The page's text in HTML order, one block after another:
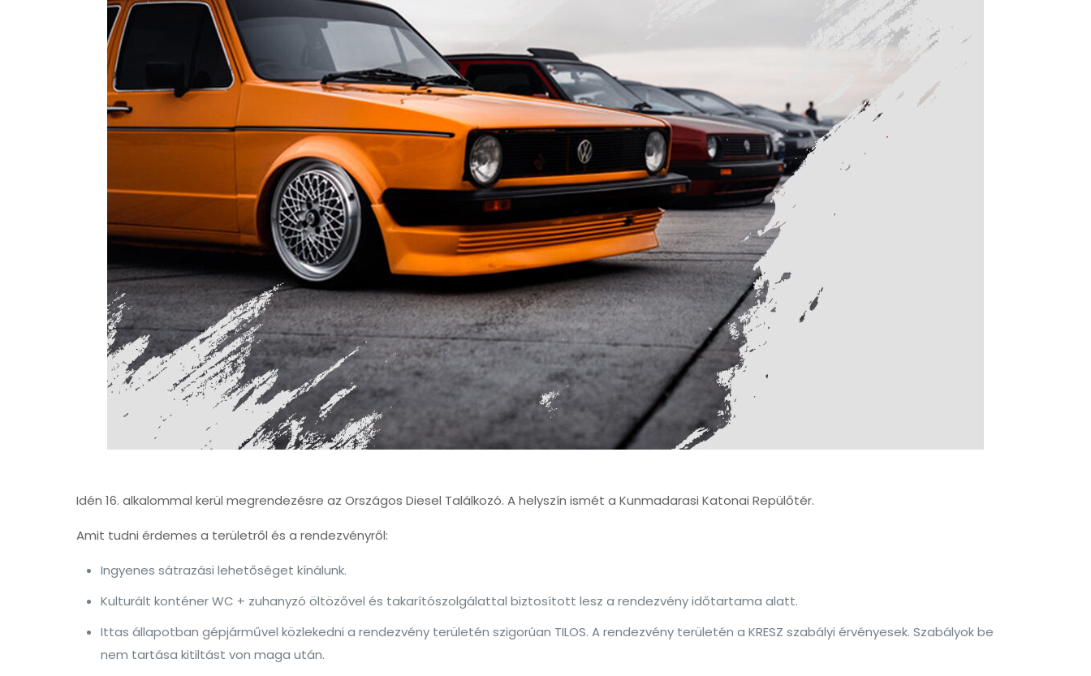
Idén 16. alkalommal kerül megrendezésre az Országos Diesel Találkozó. A helyszín ismét a Kunmadarasi Katonai Repülőtér.
Amit tudni érdemes a területről és a rendezvényről:
Ingyenes sátrazási lehetőséget kínálunk.
Kulturált konténer WC + zuhanyzó öltözővel és takarítószolgálattal biztosított lesz a rendezvény időtartama alatt.
Ittas állapotban gépjárművel közlekedni a rendezvény területén szigorúan TILOS. A rendezvény területén a KRESZ szabályi érvényesek. Szabályok be
nem tartása kitiltást von maga után.